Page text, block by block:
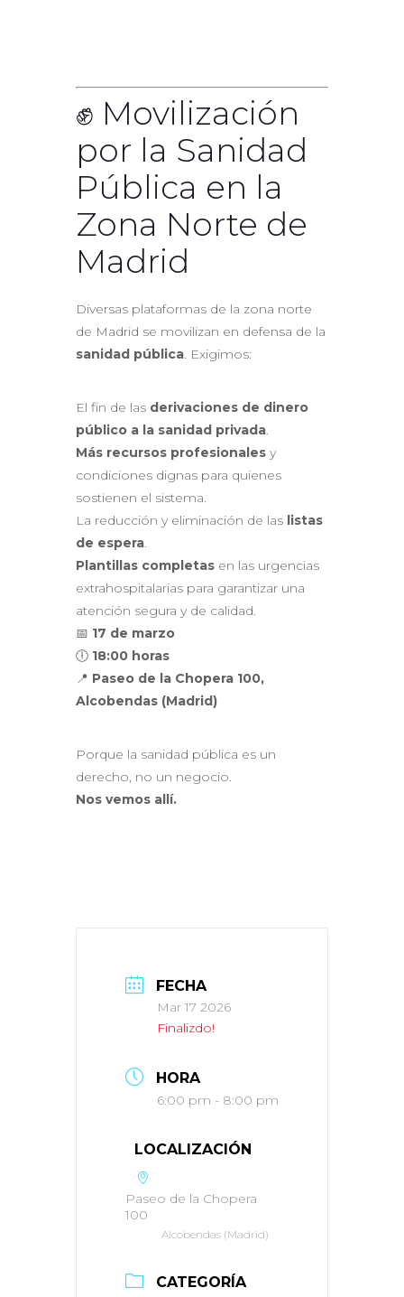
✊ Movilización
por la Sanidad
Pública en la
Zona Norte de
Madrid
Diversas plataformas de la zona norte
de Madrid se movilizan en defensa de la
sanidad pública. Exigimos:
El fin de las derivaciones de dinero
público a la sanidad privada.
Más recursos profesionales y
condiciones dignas para quienes
sostienen el sistema.
La reducción y eliminación de las listas
de espera.
Plantillas completas en las urgencias
extrahospitalarias para garantizar una
atención segura y de calidad.
📅 17 de marzo
🕕 18:00 horas
📍 Paseo de la Chopera 100,
Alcobendas (Madrid)
Porque la sanidad pública es un
derecho, no un negocio.
Nos vemos allí.
FECHA
Mar 17 2026
Finalizdo!
HORA
6:00 pm - 8:00 pm
LOCALIZACIÓN
Paseo de la Chopera
100
Alcobendas (Madrid)
CATEGORÍA